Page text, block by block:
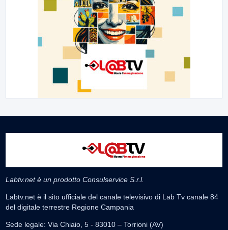
Labtv.net è un prodotto Consulservice S.r.l.
Labtv.net è il sito ufficiale del canale televisivo di Lab Tv canale 84
del digitale terrestre Regione Campania
Sede legale: Via Chiaio, 5 - 83010 – Torrioni (AV)